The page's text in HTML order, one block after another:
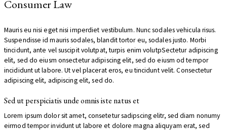
Consumer Law
Mauris eu nisi eget nisi imperdiet vestibulum. Nunc sodales vehicula risus.
Suspendisse id mauris sodales, blandit tortor eu, sodales justo. Morbi
tincidunt, ante vel suscipit volutpat, turpis enim volutpSectetur adipiscing
elit, sed do eiusm onsectetur adipiscing elit, sed do eiusm od tempor
incididunt ut labore. Ut vel placerat eros, eu tincidunt velit. Consectetur
adipiscing elit, adipiscing elit, sed do.
Sed ut perspiciatis unde omnis iste natus et
Lorem ipsum dolor sit amet, consetetur sadipscing elitr, sed diam nonumy
eirmod tempor invidunt ut labore et dolore magna aliquyam erat, sed